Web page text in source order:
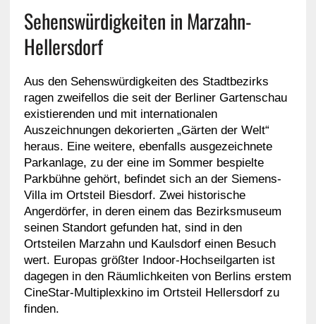
Sehenswürdigkeiten in Marzahn-
Hellersdorf
Aus den Sehenswürdigkeiten des Stadtbezirks
ragen zweifellos die seit der Berliner Gartenschau
existierenden und mit internationalen
Auszeichnungen dekorierten „Gärten der Welt“
heraus. Eine weitere, ebenfalls ausgezeichnete
Parkanlage, zu der eine im Sommer bespielte
Parkbühne gehört, befindet sich an der Siemens-
Villa im Ortsteil Biesdorf. Zwei historische
Angerdörfer, in deren einem das Bezirksmuseum
seinen Standort gefunden hat, sind in den
Ortsteilen Marzahn und Kaulsdorf einen Besuch
wert. Europas größter Indoor-Hochseilgarten ist
dagegen in den Räumlichkeiten von Berlins erstem
CineStar-Multiplexkino im Ortsteil Hellersdorf zu
finden.